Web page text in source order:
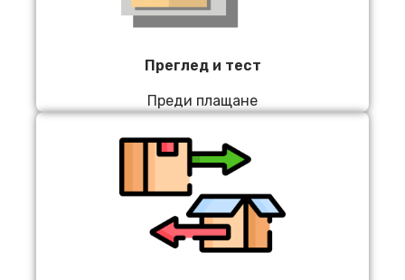
Преглед и тест
Преди плащане